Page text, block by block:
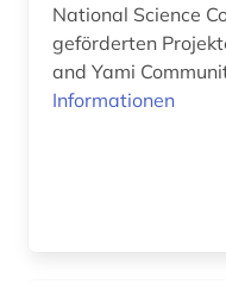
brauchtum (1)
braunschweig (1)
bänkelsang (1)
Hamburg (1)
Hessen (1)
Italien (1)
National Science
geförderten
and Yami
Informationen